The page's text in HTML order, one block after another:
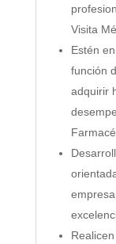
Visita
Estén
función
adquirir